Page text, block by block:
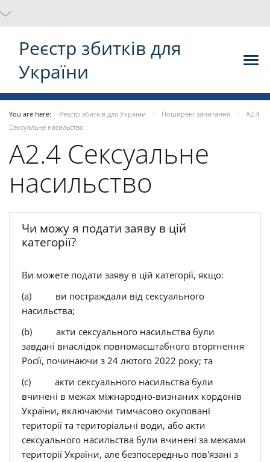
Реєстр збитків для
України
You are here: Реєстр збитків для України Поширені запитання
A2.4
Сексуальне насильство
A2.4 Сексуальне
насильство
Чи можу я подати заяву в цій
категорії?
Ви можете подати заяву в цій категорії, якщо:
(a) ви постраждали від сексуального
насильства;
(b) акти сексуального насильства були
завдані внаслідок повномасштабного вторгнення
Росії, починаючи з 24 лютого 2022 року; та
(c) акти сексуального насильства були
вчинені в межах міжнародно-визнаних кордонів
України, включаючи тимчасово окуповані
території та територіальні води, або акти
сексуального насильства були вчинені за межами
території України, але безпосередньо пов'язані з